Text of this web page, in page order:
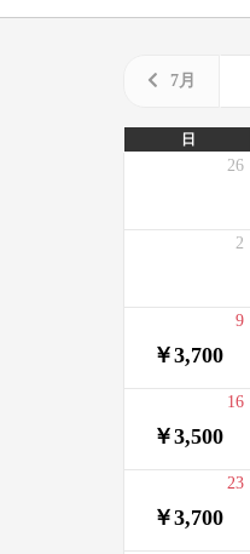
7月
日
26
2
￥3,700
9
￥3,500
16
￥3,700
23